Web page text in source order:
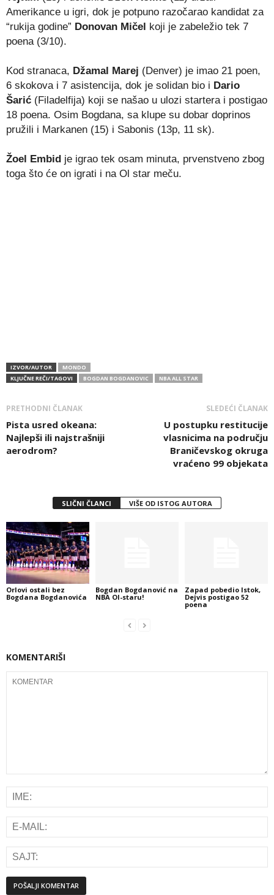
Amerikance u igri, dok je potpuno razočarao kandidat za
“rukija godine” Donovan Mičel koji je zabeležio tek 7
poena (3/10).
Kod stranaca, Džamal Marej (Denver) je imao 21 poen,
6 skokova i 7 asistencija, dok je solidan bio i Dario
Šarić (Filadelfija) koji se našao u ulozi startera i postigao
18 poena. Osim Bogdana, sa klupe su dobar doprinos
pružili i Markanen (15) i Sabonis (13p, 11 sk).
Žoel Embid je igrao tek osam minuta, prvenstveno zbog
toga što će on igrati i na Ol star meču.
IZVOR/AUTOR
MONDO
KLJUČNE REČI/TAGOVI
BOGDAN BOGDANOVIC NBA ALL STAR
PRETHODNI ČLANAK
Pista usred okeana:
Najlepši ili najstrašniji
aerodrom?
SLEDEĆI ČLANAK
U postupku restitucije
vlasnicima na području
Braničevskog okruga
vraćeno 99 objekata
SLIČNI ČLANCI VIŠE OD ISTOG AUTORA
Orlovi ostali bez
Bogdana Bogdanovića
Bogdan Bogdanović na
NBA Ol-staru!
Zapad pobedio Istok,
Dejvis postigao 52
poena
KOMENTARIŠI